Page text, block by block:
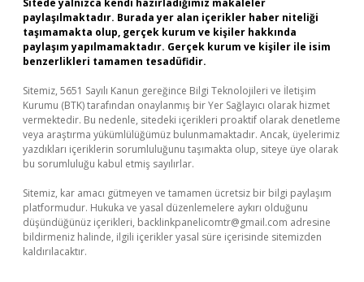
Sitede yalnızca kendi hazırladığımız makaleler
paylaşılmaktadır. Burada yer alan içerikler haber niteliği
taşımamakta olup, gerçek kurum ve kişiler hakkında
paylaşım yapılmamaktadır. Gerçek kurum ve kişiler ile isim
benzerlikleri tamamen tesadüfidir.
Sitemiz, 5651 Sayılı Kanun gereğince Bilgi Teknolojileri ve İletişim
Kurumu (BTK) tarafından onaylanmış bir Yer Sağlayıcı olarak hizmet
vermektedir. Bu nedenle, sitedeki içerikleri proaktif olarak denetleme
veya araştırma yükümlülüğümüz bulunmamaktadır. Ancak, üyelerimiz
yazdıkları içeriklerin sorumluluğunu taşımakta olup, siteye üye olarak
bu sorumluluğu kabul etmiş sayılırlar.
Sitemiz, kar amacı gütmeyen ve tamamen ücretsiz bir bilgi paylaşım
platformudur. Hukuka ve yasal düzenlemelere aykırı olduğunu
düşündüğünüz içerikleri, backlinkpanelicomtr@gmail.com adresine
bildirmeniz halinde, ilgili içerikler yasal süre içerisinde sitemizden
kaldırılacaktır.